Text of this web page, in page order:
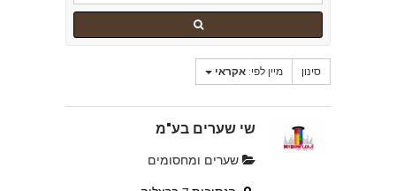
סינון מיין לפי: אקראי
שי שערים בע"מ
שערים ומחסומים